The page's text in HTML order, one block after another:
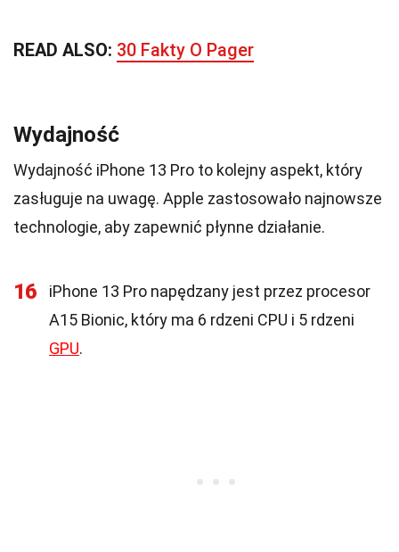
READ ALSO: 30 Fakty O Pager
Wydajność
Wydajność iPhone 13 Pro to kolejny aspekt, który
zasługuje na uwagę. Apple zastosowało najnowsze
technologie, aby zapewnić płynne działanie.
16
iPhone 13 Pro napędzany jest przez procesor
A15 Bionic, który ma 6 rdzeni CPU i 5 rdzeni
GPU.